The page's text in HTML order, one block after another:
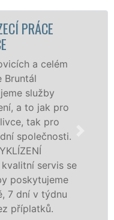
v
osobám se
práce, a to